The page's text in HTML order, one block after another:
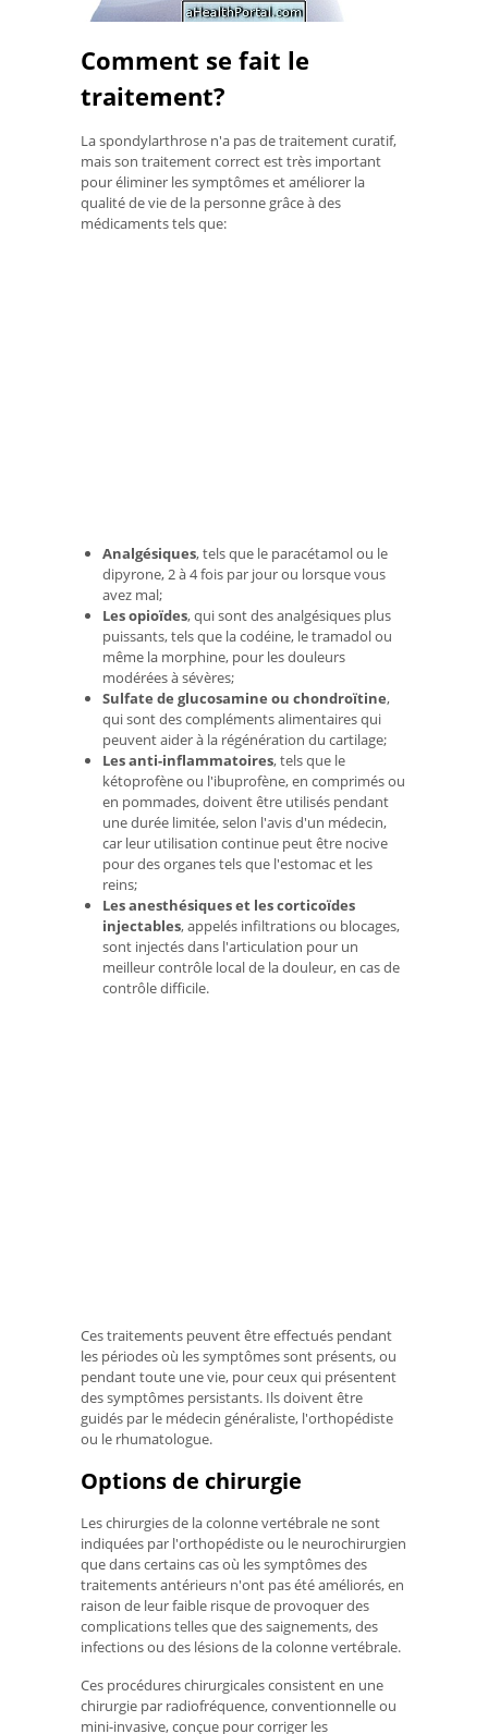
Comment se fait le
traitement?
La spondylarthrose n'a pas de traitement curatif,
mais son traitement correct est très important
pour éliminer les symptômes et améliorer la
qualité de vie de la personne grâce à des
médicaments tels que:
Analgésiques, tels que le paracétamol ou le
dipyrone, 2 à 4 fois par jour ou lorsque vous
avez mal;
Les opioïdes, qui sont des analgésiques plus
puissants, tels que la codéine, le tramadol ou
même la morphine, pour les douleurs
modérées à sévères;
Sulfate de glucosamine ou chondroïtine,
qui sont des compléments alimentaires qui
peuvent aider à la régénération du cartilage;
Les anti-inflammatoires, tels que le
kétoprofène ou l'ibuprofène, en comprimés ou
en pommades, doivent être utilisés pendant
une durée limitée, selon l'avis d'un médecin,
car leur utilisation continue peut être nocive
pour des organes tels que l'estomac et les
reins;
Les anesthésiques et les corticoïdes
injectables, appelés infiltrations ou blocages,
sont injectés dans l'articulation pour un
meilleur contrôle local de la douleur, en cas de
contrôle difficile.
Ces traitements peuvent être effectués pendant
les périodes où les symptômes sont présents, ou
pendant toute une vie, pour ceux qui présentent
des symptômes persistants. Ils doivent être
guidés par le médecin généraliste, l'orthopédiste
ou le rhumatologue.
Options de chirurgie
Les chirurgies de la colonne vertébrale ne sont
indiquées par l'orthopédiste ou le neurochirurgien
que dans certains cas où les symptômes des
traitements antérieurs n'ont pas été améliorés, en
raison de leur faible risque de provoquer des
complications telles que des saignements, des
infections ou des lésions de la colonne vertébrale.
Ces procédures chirurgicales consistent en une
chirurgie par radiofréquence, conventionnelle ou
mini-invasive, conçue pour corriger les